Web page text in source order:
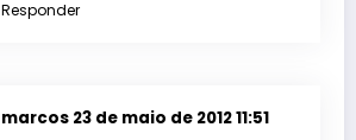
Responder
marcos 23 de maio de 2012 11:51